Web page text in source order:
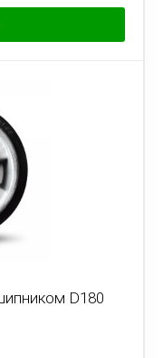
D180